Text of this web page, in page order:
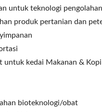
untuk teknologi pengolahan
produk pertanian dan
untuk kedai Makanan & Kopi
bioteknologi/obat